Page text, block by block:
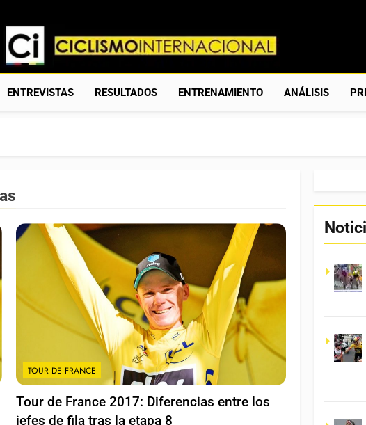
Ciclismo Internacional
Web Dedicada Al Ciclismo Mundial. Entrevistas, Análisis, Crónicas,
ENTREVISTAS RESULTADOS ENTRENAMIENTO ANÁLISIS
TOUR DE FRANCE
Tour de France 2017: Diferencias entre los
jefes de fila tras la etapa 8